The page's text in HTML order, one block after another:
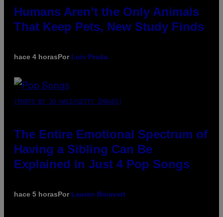
Humans Aren’t the Only Animals
That Keep Pets, New Study Finds
hace 4 horasPor Luis Prada
(PHOTO BY JO HALE/GETTY IMAGES)
The Entire Emotional Spectrum of
Having a Sibling Can Be
Explained in Just 4 Pop Songs
hace 5 horasPor Lauren Boisvert